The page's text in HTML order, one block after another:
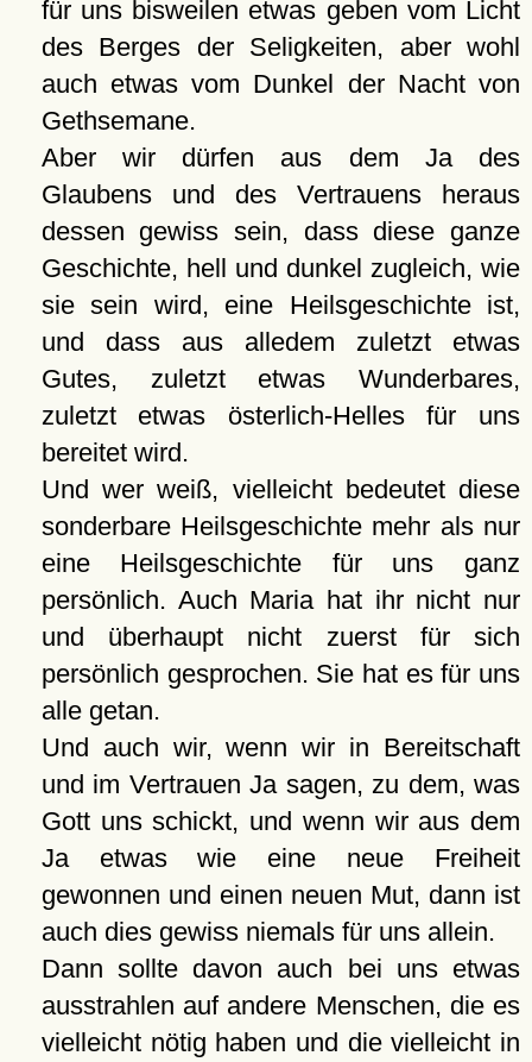
für uns bisweilen etwas geben vom Licht
des Berges der Seligkeiten, aber wohl
auch etwas vom Dunkel der Nacht von
Gethsemane.
Aber wir dürfen aus dem Ja des
Glaubens und des Vertrauens heraus
dessen gewiss sein, dass diese ganze
Geschichte, hell und dunkel zugleich, wie
sie sein wird, eine Heilsgeschichte ist,
und dass aus alledem zuletzt etwas
Gutes, zuletzt etwas Wunderbares,
zuletzt etwas österlich-Helles für uns
bereitet wird.
Und wer weiß, vielleicht bedeutet diese
sonderbare Heilsgeschichte mehr als nur
eine Heilsgeschichte für uns ganz
persönlich. Auch Maria hat ihr nicht nur
und überhaupt nicht zuerst für sich
persönlich gesprochen. Sie hat es für uns
alle getan.
Und auch wir, wenn wir in Bereitschaft
und im Vertrauen Ja sagen, zu dem, was
Gott uns schickt, und wenn wir aus dem
Ja etwas wie eine neue Freiheit
gewonnen und einen neuen Mut, dann ist
auch dies gewiss niemals für uns allein.
Dann sollte davon auch bei uns etwas
ausstrahlen auf andere Menschen, die es
vielleicht nötig haben und die vielleicht in